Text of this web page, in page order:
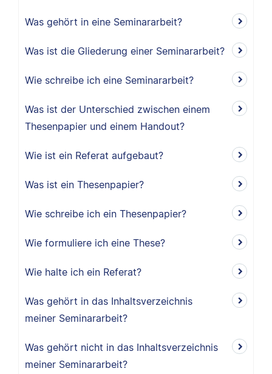
Was gehört in eine Seminararbeit?
Was ist die Gliederung einer Seminararbeit?
Wie schreibe ich eine Seminararbeit?
Was ist der Unterschied zwischen einem
Thesenpapier und einem Handout?
Wie ist ein Referat aufgebaut?
Was ist ein Thesenpapier?
Wie schreibe ich ein Thesenpapier?
Wie formuliere ich eine These?
Wie halte ich ein Referat?
Was gehört in das Inhaltsverzeichnis
meiner Seminararbeit?
Was gehört nicht in das Inhaltsverzeichnis
meiner Seminararbeit?